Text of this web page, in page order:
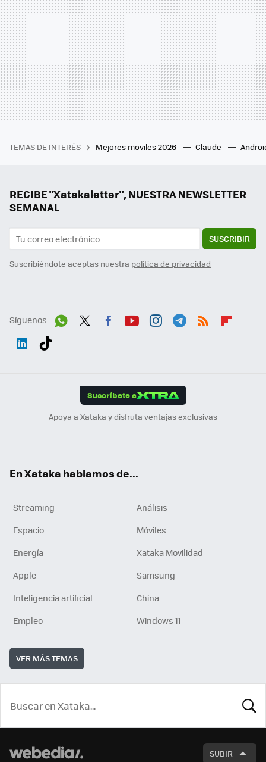
TEMAS DE INTERÉS Mejores moviles 2026 Claude
RECIBE "Xatakaletter", NUESTRA NEWSLETTER
SEMANAL
SUSCRIBIR
Suscribiéndote aceptas nuestra política de privacidad
Síguenos
Suscríbete a
Apoya a Xataka y disfruta ventajas exclusivas
En Xataka hablamos de...
Streaming
Análisis
Espacio
Móviles
Energía
Xataka Movilidad
Apple
Samsung
Inteligencia artificial
China
Empleo
Windows 11
VER MÁS TEMAS
SUBIR